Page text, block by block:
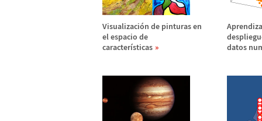
Visualización de pinturas en
el espacio de
características
datos